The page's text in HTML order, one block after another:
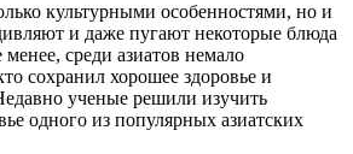
культурными особенностями, но и
и даже пугают некоторые блюда
среди азиатов немало
сохранил хорошее здоровье и
ученые решили изучить
одного из популярных азиатских